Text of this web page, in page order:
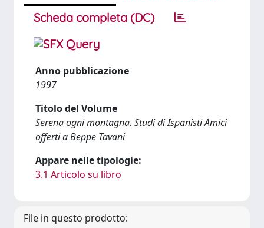
Scheda completa (DC)
Anno pubblicazione
1997
Titolo del Volume
Serena ogni montagna. Studi di Ispanisti Amici
offerti a Beppe Tavani
Appare nelle tipologie:
3.1 Articolo su libro
File in questo prodotto: